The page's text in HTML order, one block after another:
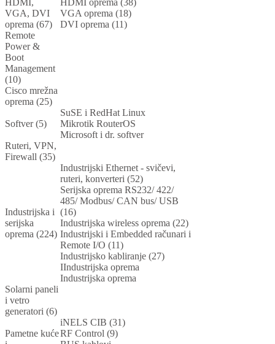
HDMI,
VGA, DVI
oprema (67)
HDMI oprema (38)
VGA oprema (18)
DVI oprema (11)
Remote
Power &
Boot
Management
(10)
Cisco mrežna
oprema (25)
Softver (5)
SuSE i RedHat Linux
Mikrotik RouterOS
Microsoft i dr. softver
Ruteri, VPN,
Firewall (35)
Industrijska i
serijska
oprema (224)
Industrijski Ethernet - svičevi,
ruteri, konverteri (52)
Serijska oprema RS232/ 422/
485/ Modbus/ CAN bus/ USB
(16)
Industrijska wireless oprema (22)
Industrijski i Embedded računari i
Remote I/O (11)
Industrijsko kabliranje (27)
IIndustrijska oprema
Industrijska oprema
Solarni paneli
i vetro
generatori (6)
Pametne kuće
iNELS CIB (31)
RF Control (9)